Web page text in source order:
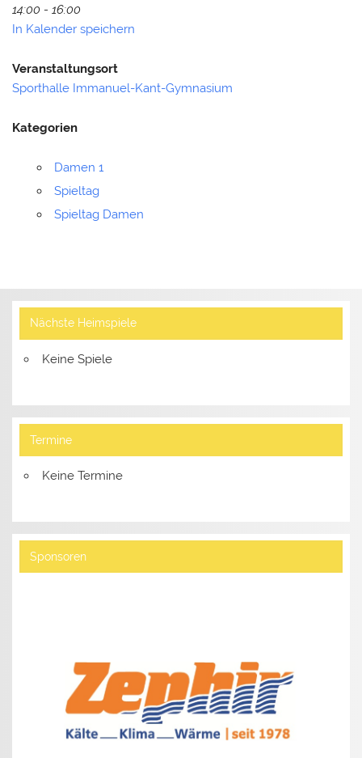
14:00 - 16:00
In Kalender speichern
Veranstaltungsort
Sporthalle Immanuel-Kant-Gymnasium
Kategorien
Damen 1
Spieltag
Spieltag Damen
Nächste Heimspiele
Keine Spiele
Termine
Keine Termine
Sponsoren